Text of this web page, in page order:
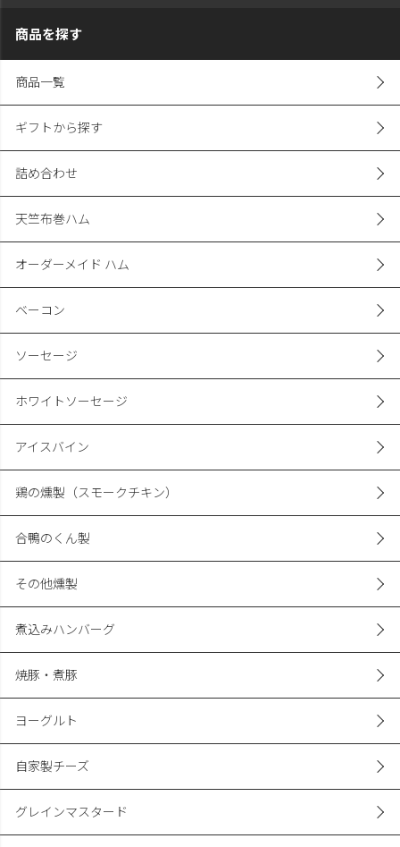
商品を探す
商品一覧
ギフトから探す
詰め合わせ
天竺布巻ハム
オーダーメイド ハム
ベーコン
ソーセージ
ホワイトソーセージ
アイスバイン
鶏の燻製（スモークチキン）
合鴨のくん製
その他燻製
煮込みハンバーグ
焼豚・煮豚
ヨーグルト
自家製チーズ
グレインマスタード